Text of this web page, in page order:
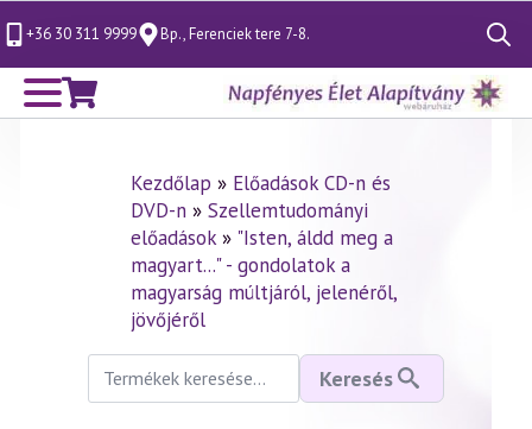
+36 30 311 9999 Bp., Ferenciek tere 7-8.
Search
for:
Kezdőlap » Előadások CD-n és
DVD-n» Szellemtudományi
előadások» "Isten, áldd meg a
magyart..." - gondolatok a
magyarság múltjáról, jelenéről,
jövőjéről
Keresés
következőre:
Keresés